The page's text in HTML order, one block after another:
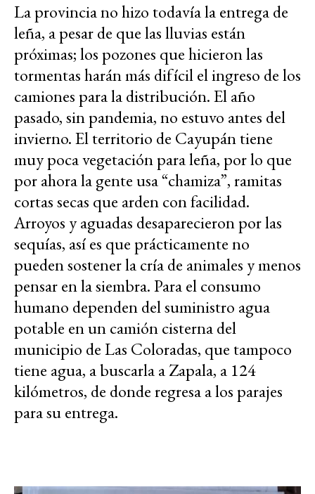
La provincia no hizo todavía la entrega de
leña, a pesar de que las lluvias están
próximas; los pozones que hicieron las
tormentas harán más difícil el ingreso de los
camiones para la distribución. El año
pasado, sin pandemia, no estuvo antes del
invierno. El territorio de Cayupán tiene
muy poca vegetación para leña, por lo que
por ahora la gente usa “chamiza”, ramitas
cortas secas que arden con facilidad.
Arroyos y aguadas desaparecieron por las
sequías, así es que prácticamente no
pueden sostener la cría de animales y menos
pensar en la siembra. Para el consumo
humano dependen del suministro agua
potable en un camión cisterna del
municipio de Las Coloradas, que tampoco
tiene agua, a buscarla a Zapala, a 124
kilómetros, de donde regresa a los parajes
para su entrega.